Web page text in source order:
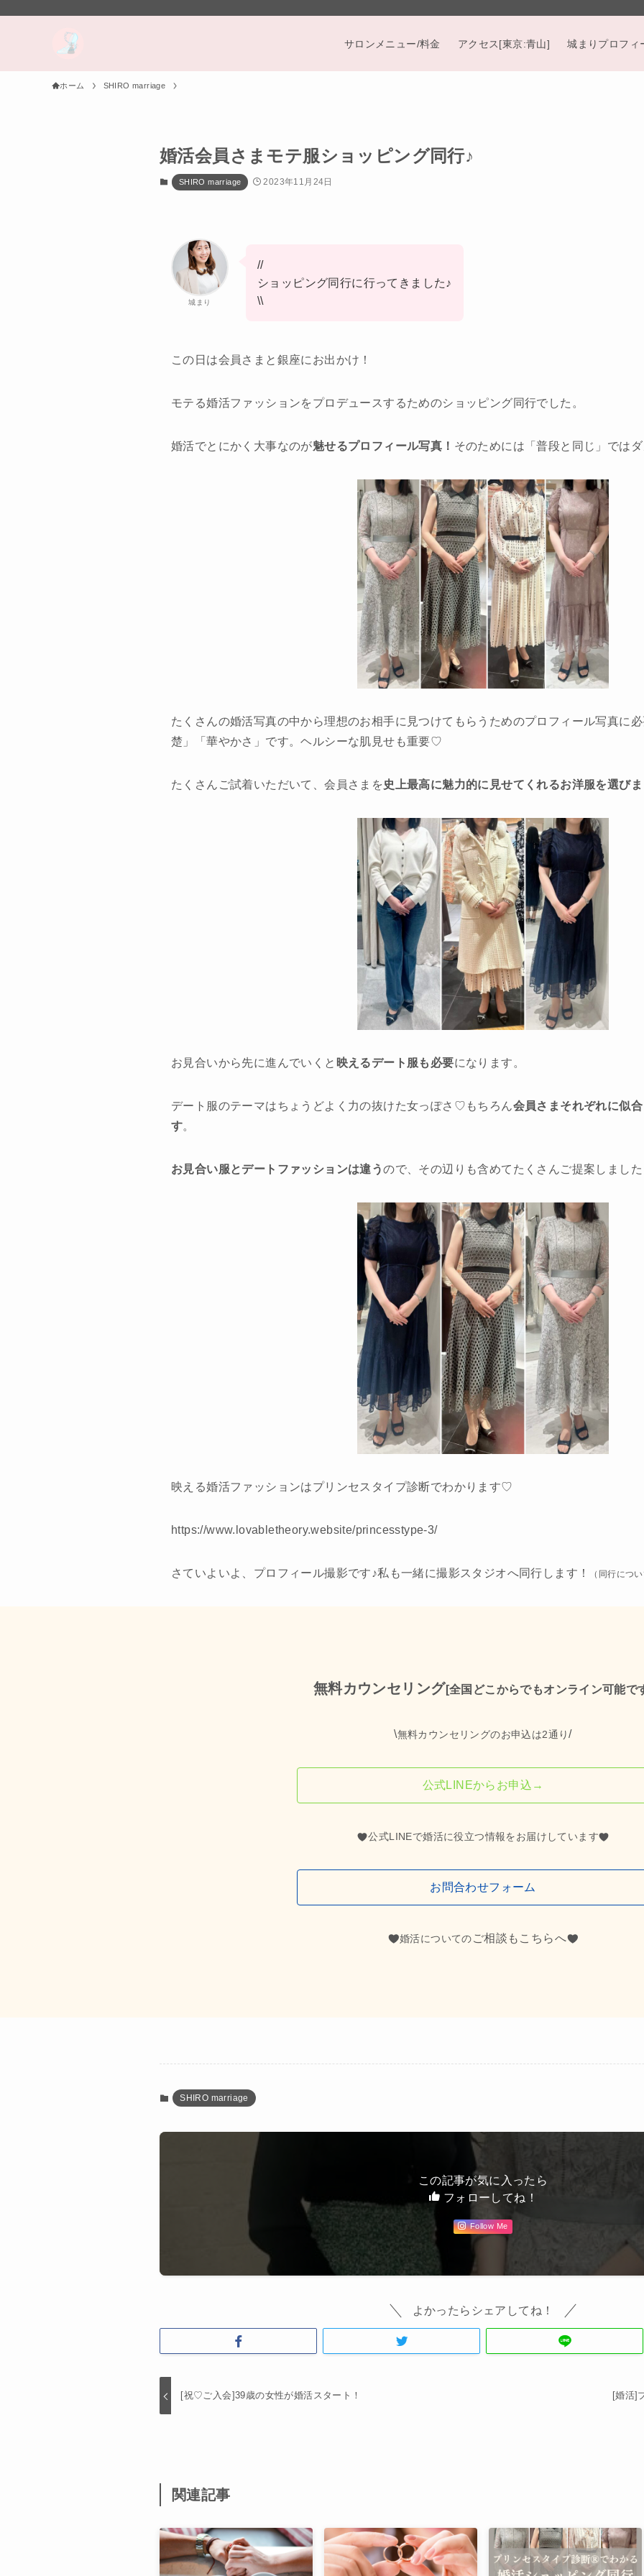
サロンメニュー/料金 アクセス[東京:青山] 城まりプロフィ
ホーム SHIRO marriage
婚活会員さまモテ服ショッピング同行♪
SHIRO marriage 2023年11月24日
城まり
//
ショッピング同行に行ってきました♪
\\
この日は会員さまと銀座にお出かけ！
モテる婚活ファッションをプロデュースするためのショッピング同行でした。
婚活でとにかく大事なのが魅せるプロフィール写真！ そのためには「普段と同じ」では
たくさんの婚活写真の中から理想のお相手に見つけてもらうためのプロフィール写真に
楚」「華やかさ」です。ヘルシーな肌見せも重要♡
たくさんご試着いただいて、会員さまを 史上最高に魅力的に見せてくれるお洋服を選び
お見合いから先に進んでいくと 映えるデート服も必要になります。
デート服のテーマはちょうどよく力の抜けた女っぽさ♡もちろん会員さまそれぞれに似
す。
お見合い服とデートファッションは違うので、その辺りも含めてたくさんご提案しまし
映える婚活ファッションはプリンセスタイプ診断でわかります♡
https://www.lovabletheory.website/princesstype-3/
さていよいよ、プロフィール撮影です♪私も一緒に撮影スタジオへ同行します！ （同行につ
無料カウンセリング [全国どこからでもオンライン可能で
\無料カウンセリングのお申込は2通り/
公式LINEからお申込→
公式LINEで婚活に役立つ情報をお届けしています
お問合わせフォーム
婚活についてのご相談もこちらへ
SHIRO marriage
この記事が気に入ったら
フォローしてね！
Follow Me
よかったらシェアしてね！
[祝♡ご入会]39歳の女性が婚活スタート！ [婚活]
関連記事